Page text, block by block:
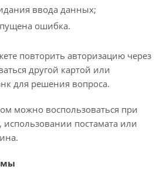
ввода данных;
ошибка.
повторить авторизацию через
другой картой или
для решения вопроса.
можно воспользоваться при
использовании постамата или